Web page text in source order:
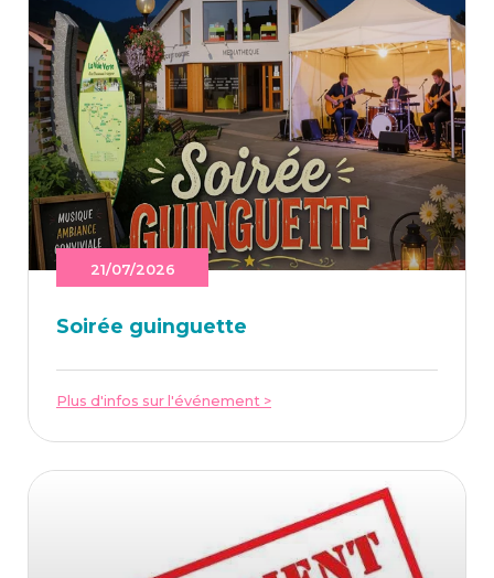
21/07/2026
Soi­rée guinguette
Plus d'infos sur l'événement >